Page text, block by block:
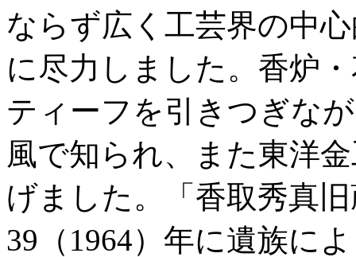
ならず広く工芸界の中
に尽力しました。香炉
ティーフを引きつぎな
風で知られ、また東洋
げました。「香取秀真
39（1964）年に遺族に